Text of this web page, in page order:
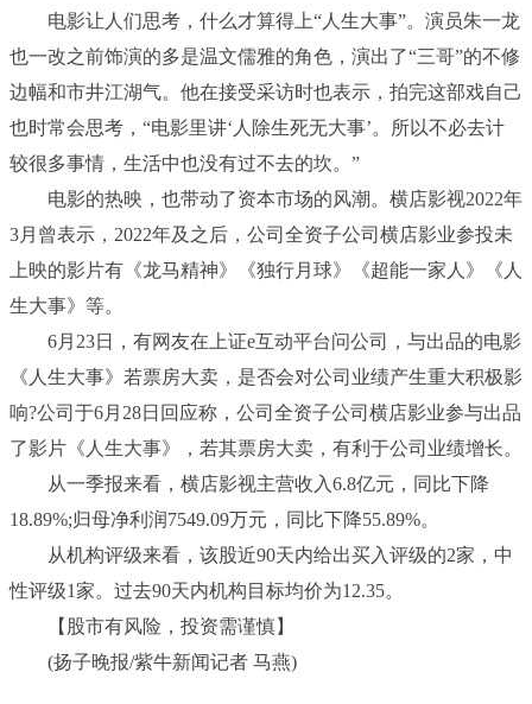
电影让人们思考，什么才算得上“人生大事”。演员朱一龙
也一改之前饰演的多是温文儒雅的角色，演出了“三哥”的不修
边幅和市井江湖气。他在接受采访时也表示，拍完这部戏自己
也时常会思考，“电影里讲‘人除生死无大事’。所以不必去计
较很多事情，生活中也没有过不去的坎。”
电影的热映，也带动了资本市场的风潮。横店影视2022年
3月曾表示，2022年及之后，公司全资子公司横店影业参投未
上映的影片有《龙马精神》《独行月球》《超能一家人》《人
生大事》等。
6月23日，有网友在上证e互动平台问公司，与出品的电影
《人生大事》若票房大卖，是否会对公司业绩产生重大积极影
响?公司于6月28日回应称，公司全资子公司横店影业参与出品
了影片《人生大事》，若其票房大卖，有利于公司业绩增长。
从一季报来看，横店影视主营收入6.8亿元，同比下降
18.89%;归母净利润7549.09万元，同比下降55.89%。
从机构评级来看，该股近90天内给出买入评级的2家，中
性评级1家。过去90天内机构目标均价为12.35。
【股市有风险， 投资需谨慎】
(扬子晚报/紫牛新闻记者 马燕)